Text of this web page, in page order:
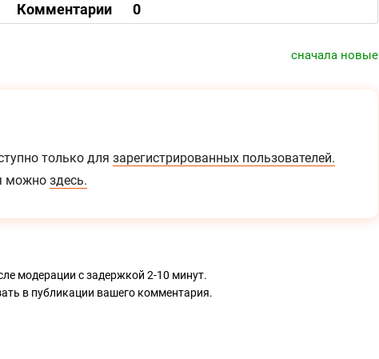
Комментарии 0
сначала новые
только для зарегистрированных пользователей.
можно здесь.
модерации с задержкой 2-10 минут.
в публикации вашего комментария.